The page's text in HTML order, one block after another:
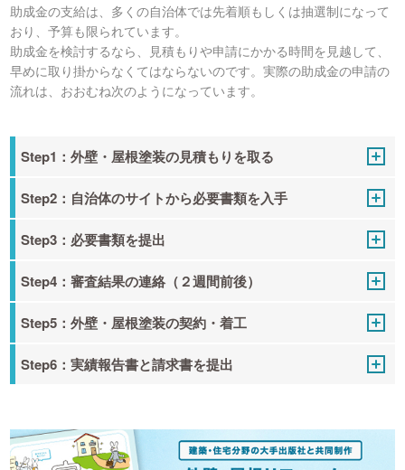
助成金の支給は、多くの自治体では先着順もしくは抽選制になって
おり、予算も限られています。
助成金を検討するなら、見積もりや申請にかかる時間を見越して、
早めに取り掛からなくてはならないのです。実際の助成金の申請の
流れは、おおむね次のようになっています。
Step1：外壁・屋根塗装の見積もりを取る
Step2：自治体のサイトから必要書類を入手
Step3：必要書類を提出
Step4：審査結果の連絡（２週間前後）
Step5：外壁・屋根塗装の契約・着工
Step6：実績報告書と請求書を提出